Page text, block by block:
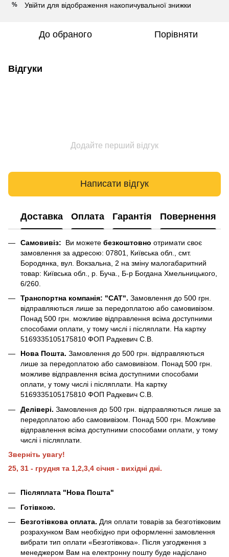
% Увійти для відображення накопичувальної знижки
До обраного Порівняти
Відгуки
Додайте перший відгук
Написати відгук
Доставка Оплата Гарантія Повернення
Самовивіз: Ви можете безкоштовно отримати своє
замовлення за адресою: 07801, Київська обл., смт.
Бородянка, вул. Вокзальна, 2 на зміну малогабаритний
товар: Київська обл., р. Буча., Б-р Богдана Хмельницького,
6/260.
Транспортна компанія: "САТ". Замовлення до 500 грн.
відправляються лише за передоплатою або самовивізом.
Понад 500 грн. можливе відправлення всіма доступними
способами оплати, у тому числі і післяплати. На картку
5169335105175810 ФОП Радкевич С.В.
Нова Пошта. Замовлення до 500 грн. відправляються
лише за передоплатою або самовивізом. Понад 500 грн.
можливе відправлення всіма доступними способами
оплати, у тому числі і післяплати. На картку
5169335105175810 ФОП Радкевич С.В.
Делівері. Замовлення до 500 грн. відправляються лише за
передоплатою або самовивізом. Понад 500 грн. Можливе
відправлення всіма доступними способами оплати, у тому
числі і післяплати.
Зверніть увагу!
25, 31 - грудня та 1,2,3,4 січня - вихідні дні.
Післяплата "Нова Пошта"
Готівкою.
Безготівкова оплата. Для оплати товарів за безготівковим
розрахунком Вам необхідно при оформленні замовлення
вибрати тип оплати «Безготівкова». Після узгодження з
менеджером Вам на електронну пошту буде надіслано